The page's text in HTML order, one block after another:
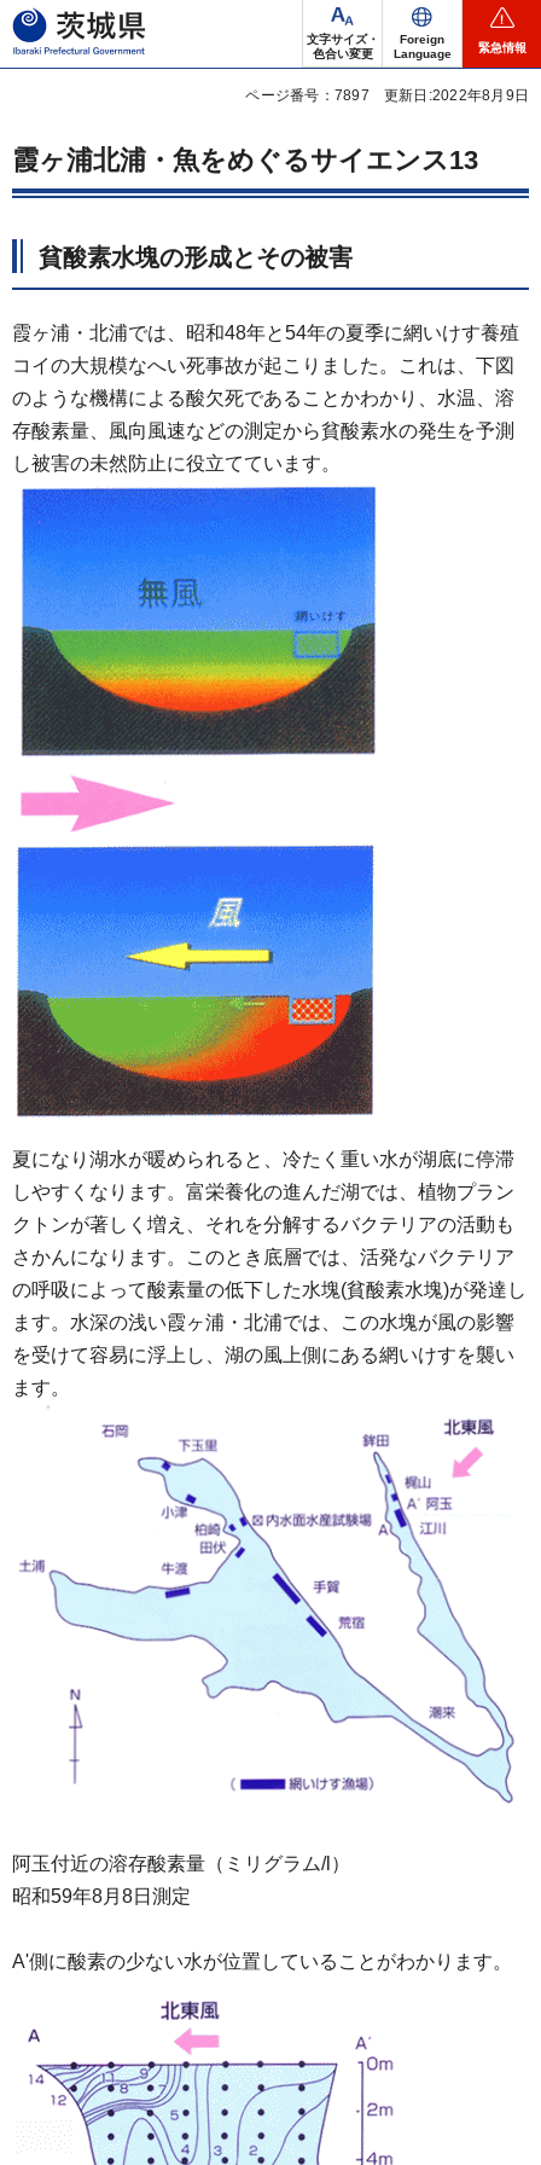
茨城県
文字サイズ・
色合い変更
Foreign
Language
緊急情報
ページ番号：7897 更新日:2022年8月9日
霞ヶ浦北浦・魚をめぐるサイエンス13
貧酸素水塊の形成とその被害
霞ヶ浦・北浦では、昭和48年と54年の夏季に網いけす養殖
コイの大規模なへい死事故が起こりました。これは、下図
のような機構による酸欠死であることかわかり、水温、溶
存酸素量、風向風速などの測定から貧酸素水の発生を予測
し被害の未然防止に役立てています。
夏になり湖水が暖められると、冷たく重い水が湖底に停滞
しやすくなります。富栄養化の進んだ湖では、植物プラン
クトンが著しく増え、それを分解するバクテリアの活動も
さかんになります。このとき底層では、活発なバクテリア
の呼吸によって酸素量の低下した水塊(貧酸素水塊)が発達し
ます。水深の浅い霞ヶ浦・北浦では、この水塊が風の影響
を受けて容易に浮上し、湖の風上側にある網いけすを襲い
ます。
阿玉付近の溶存酸素量（ミリグラム/l）
昭和59年8月8日測定
A'側に酸素の少ない水が位置していることがわかります。